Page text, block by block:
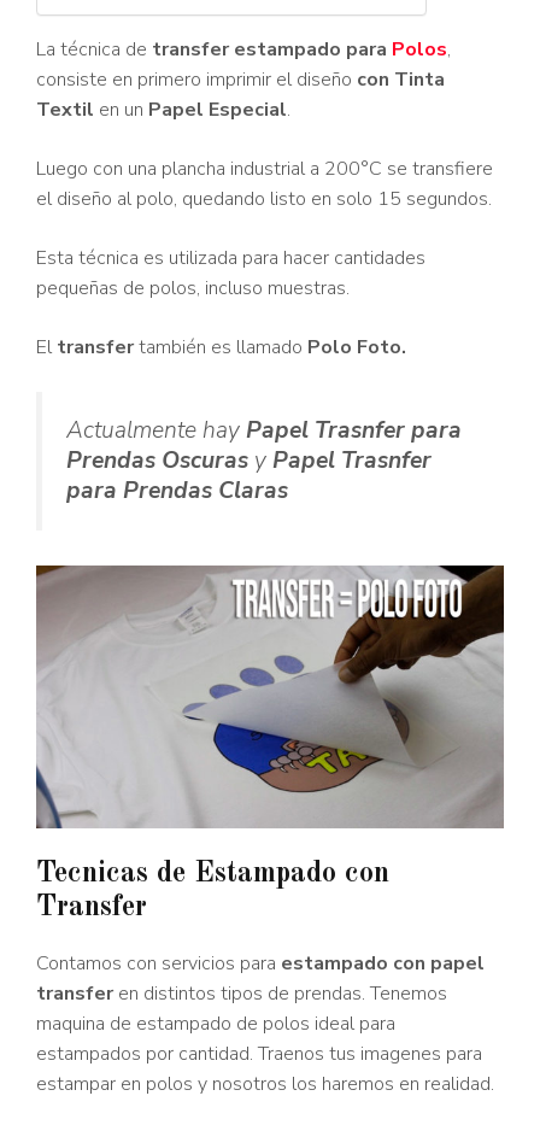
La técnica de transfer estampado para Polos,
consiste en primero imprimir el diseño con Tinta
Textil en un Papel Especial.
Luego con una plancha industrial a 200°C se transfiere
el diseño al polo, quedando listo en solo 15 segundos.
Esta técnica es utilizada para hacer cantidades
pequeñas de polos, incluso muestras.
El transfertambién es llamado Polo Foto.
Actualmente hayPapel Trasnfer para
Prendas Oscuras yPapel Trasnfer
para Prendas Claras
Tecnicas de Estampado con
Transfer
Contamos con servicios para estampado con papel
transferen distintos tipos de prendas. Tenemos
maquina de estampado de polos ideal para
estampados por cantidad. Traenos tus imagenes para
estampar en polos y nosotros los haremos en realidad.